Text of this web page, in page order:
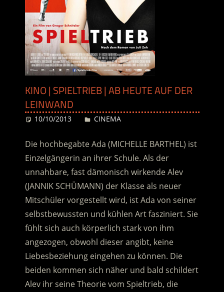
KINO | SPIELTRIEB | AB HEUTE AUF DER
LEINWAND
10/10/2013 Desiree
CINEMA
Die hochbegabte Ada (MICHELLE BARTHEL) ist
Einzelgängerin an ihrer Schule. Als der
unnahbare, fast dämonisch wirkende Alev
(JANNIK SCHÜMANN) der Klasse als neuer
Mitschüler vorgestellt wird, ist Ada von seiner
selbstbewussten und kühlen Art fasziniert. Sie
fühlt sich auch körperlich stark von ihm
angezogen, obwohl dieser angibt, keine
Liebesbeziehung eingehen zu können. Die
beiden kommen sich näher und bald schildert
Alev ihr seine Theorie vom Spieltrieb, die